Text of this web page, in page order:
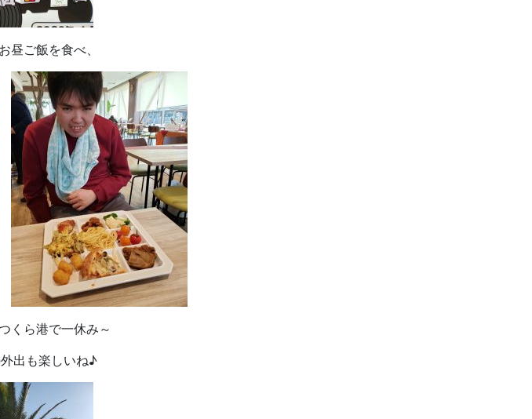
昼ご飯を食べ、
くら港で一休み～
出も楽しいね♪